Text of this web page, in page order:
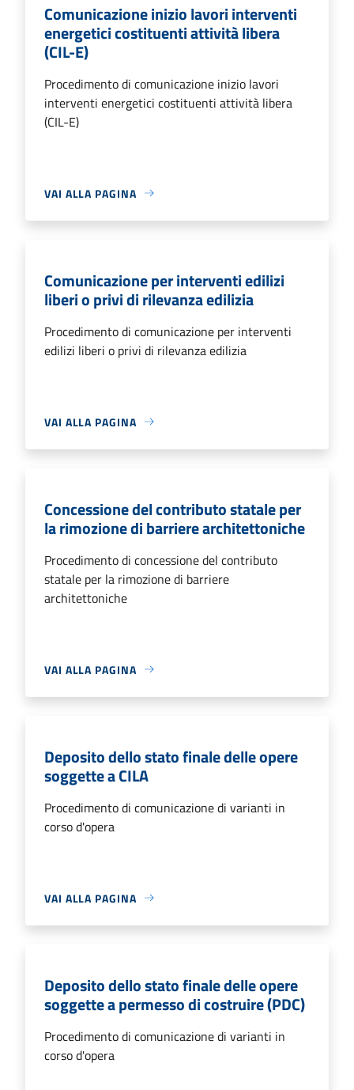
Comunicazione inizio lavori interventi
energetici costituenti attività libera
(CIL-E)
Procedimento di comunicazione inizio lavori
interventi energetici costituenti attività libera
(CIL-E)
VAI ALLA PAGINA
Comunicazione per interventi edilizi
liberi o privi di rilevanza edilizia
Procedimento di comunicazione per interventi
edilizi liberi o privi di rilevanza edilizia
VAI ALLA PAGINA
Concessione del contributo statale per
la rimozione di barriere architettoniche
Procedimento di concessione del contributo
statale per la rimozione di barriere
architettoniche
VAI ALLA PAGINA
Deposito dello stato finale delle opere
soggette a CILA
Procedimento di comunicazione di varianti in
corso d'opera
VAI ALLA PAGINA
Deposito dello stato finale delle opere
soggette a permesso di costruire (PDC)
Procedimento di comunicazione di varianti in
corso d'opera